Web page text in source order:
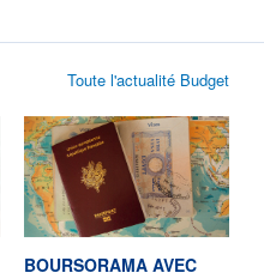
information fournie par
BOURSORAMA AVEC
Toute l'actualité Budget